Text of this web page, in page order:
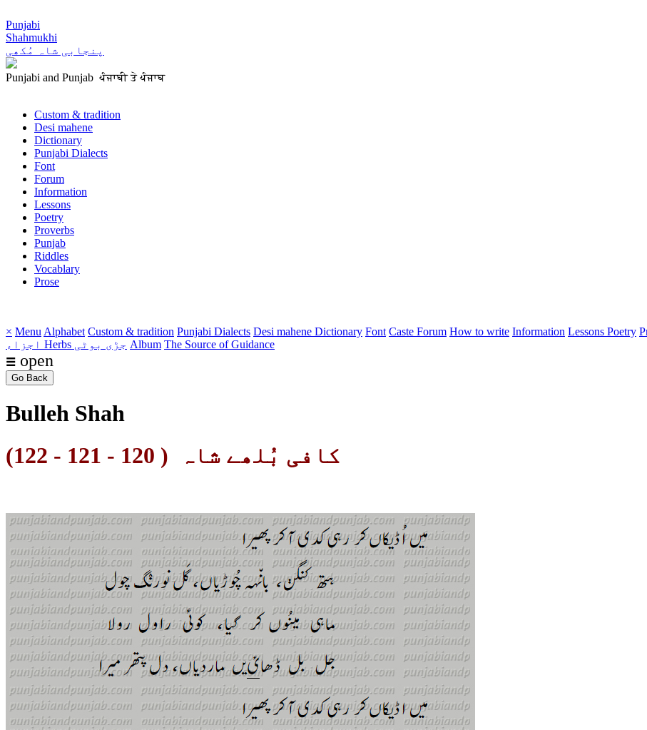
Punjabi
Shahmukhi
پنجابی شاہ مُکھی
Punjabi and Punjab ਪੰਜਾਬੀ ਤੇ ਪੰਜਾਬ
Custom & tradition
Desi mahene
Dictionary
Punjabi Dialects
Font
Forum
Information
Lessons
Poetry
Proverbs
Punjab
Riddles
Vocablary
Prose
× Menu Alphabet Custom & tradition Punjabi Dialects Desi mahene Dictionary Font Caste Forum How to write Information Lessons Poetry
Herbs جڑی بوٹی Album The Source of Guidance
☰ open
Go Back
Bulleh Shah
کافی بُلھے شاہ ( 120 - 121 - 122)